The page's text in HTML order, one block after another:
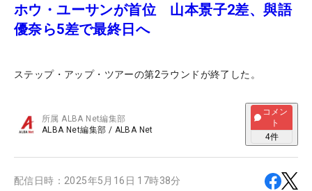
ホウ・ユーサンが首位 山本景子2差、與語
優奈ら5差で最終日へ
ステップ・アップ・ツアーの第2ラウンドが終了した。
所属ALBA Net編集部
ALBA Net編集部 / ALBA Net
コメン
ト
4件
配信日時： 2025年5月16日 17時38分